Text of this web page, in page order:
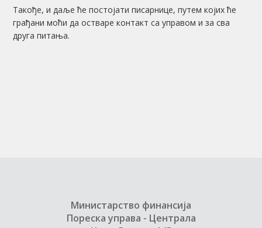
Такође, и даље ће постојати писарнице, путем којих ће
грађани моћи да остваре контакт са управом и за сва
друга питања.
Министарство финансија
Пореска управа - Централа